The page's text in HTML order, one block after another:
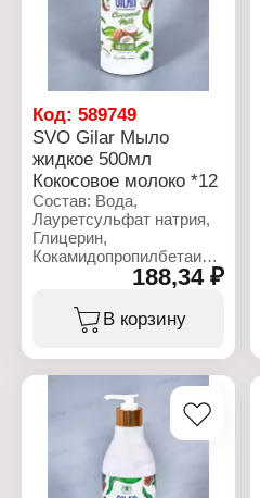
Код: 589749
SVO Gilar Мыло
жидкое 500мл
Кокосовое молоко *12
Состав: Вода,
Лауретсульфат натрия,
Глицерин,
Кокамидопропилбетаин,
хлорид натрия, Кокамид
кокосовый глюкозид,
глицерилолеат,
лимонная кислота,
бензилсалицилат,
гексилциннамал, CI
188,34 ₽
В корзину